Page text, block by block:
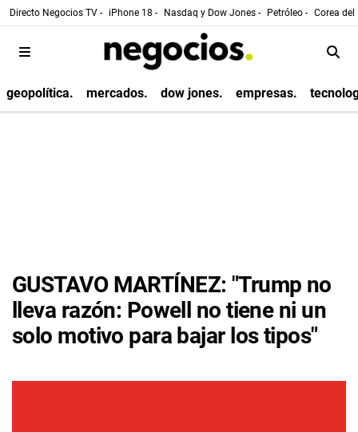
Directo Negocios TV - iPhone 18 - Nasdaq y Dow Jones - Petróleo - Corea
geopolítica. mercados. dow jones. empresas.
GUSTAVO MARTÍNEZ: "Trump no
lleva razón: Powell no tiene ni un
solo motivo para bajar los tipos"